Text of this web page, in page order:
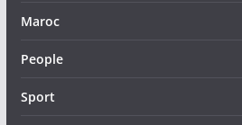
Maroc
People
Sport